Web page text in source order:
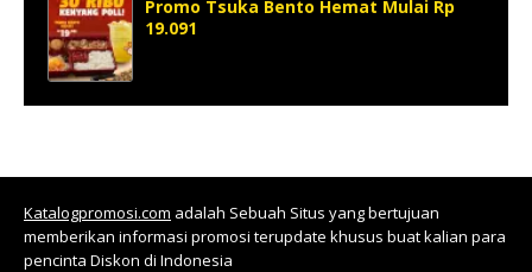
Promo Tsuka Bento Hemat Mulai Rp
19.091
Katalogpromosi.com adalah Sebuah Situs yang bertujuan
memberikan informasi promosi terupdate khusus buat kalian para
pencinta Diskon di Indonesia